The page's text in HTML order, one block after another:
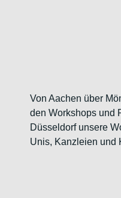
Von Aachen über
den Workshops und
Düsseldorf unsere
Unis, Kanzleien und